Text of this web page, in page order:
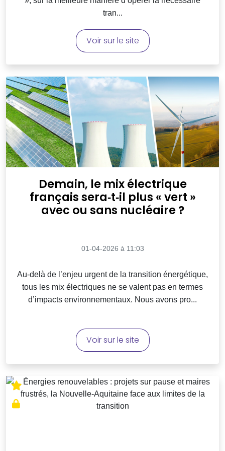
tran...
Voir sur le site
Demain, le mix électrique
français sera‑t‑il plus « vert »
avec ou sans nucléaire ?
01-04-2026 à 11:03
Au-delà de l’enjeu urgent de la transition énergétique,
tous les mix électriques ne se valent pas en termes
d’impacts environnementaux. Nous avons pro...
Voir sur le site